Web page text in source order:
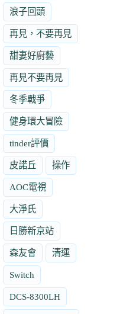
浪子回頭
再見，不要再見
甜妻好廚藝
再見不要再見
冬季戰爭
健身環大冒險
tinder評價
皮諾丘 操作
AOC電視
大淨氏
日勝新京站
森友會 清運
Switch
DCS-8300LH